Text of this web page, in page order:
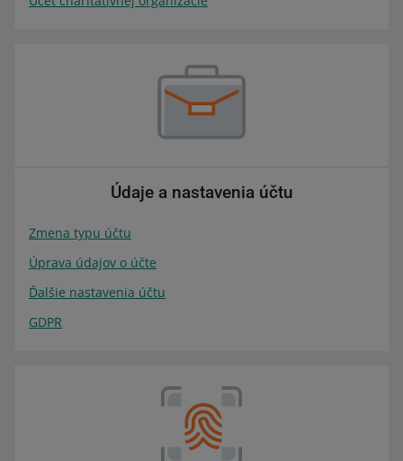
Údaje a nastavenia účtu
Zmena typu účtu
Úprava údajov o účte
Ďalšie nastavenia účtu
GDPR